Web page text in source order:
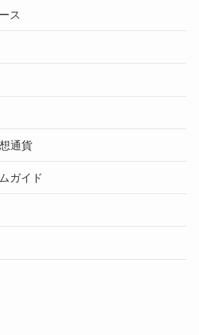
ス
通貨
ガイド